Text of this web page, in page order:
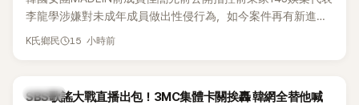
李龍學涉嫌對未成年成員做出性侵行為，如今案件再有新進
展！法院日前判決另外2名MADEIN成員勝訴，認定她們與143
K氏鄉民 15 小時前
K-POP
SBS歌謠大戰直播出包！3MC集體卡關挨轟 韓網全替他喊